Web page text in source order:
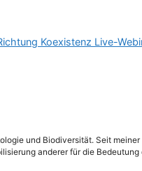
Koexistenz Live-
und Biodiversität. Seit
anderer für die